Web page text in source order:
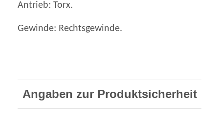
Antrieb: Torx.
Gewinde: Rechtsgewinde.
Angaben zur Produktsicherheit